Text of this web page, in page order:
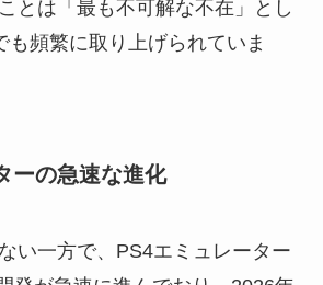
とは「最も不可解な不在」とし
も頻繁に取り上げられていま
ーの急速な進化
い一方で、PS4エミュレーター